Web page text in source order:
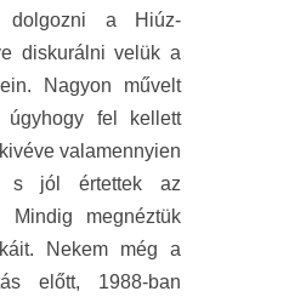
a Hiúz-
diskurálni velük a
Nagyon művelt
úgyhogy fel kellett
valamennyien
s jól értettek az
Mindig megnéztük
Nekem még a
előtt, 1988-ban